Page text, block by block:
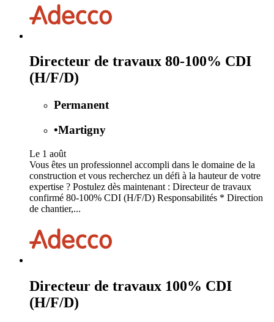
Directeur de travaux 80-100% CDI
(H/F/D)
Permanent
•Martigny
Le 1 août
Vous êtes un professionnel accompli dans le domaine de la
construction et vous recherchez un défi à la hauteur de votre
expertise ? Postulez dès maintenant : Directeur de travaux
confirmé 80-100% CDI (H/F/D) Responsabilités * Direction
de chantier,...
Directeur de travaux 100% CDI
(H/F/D)